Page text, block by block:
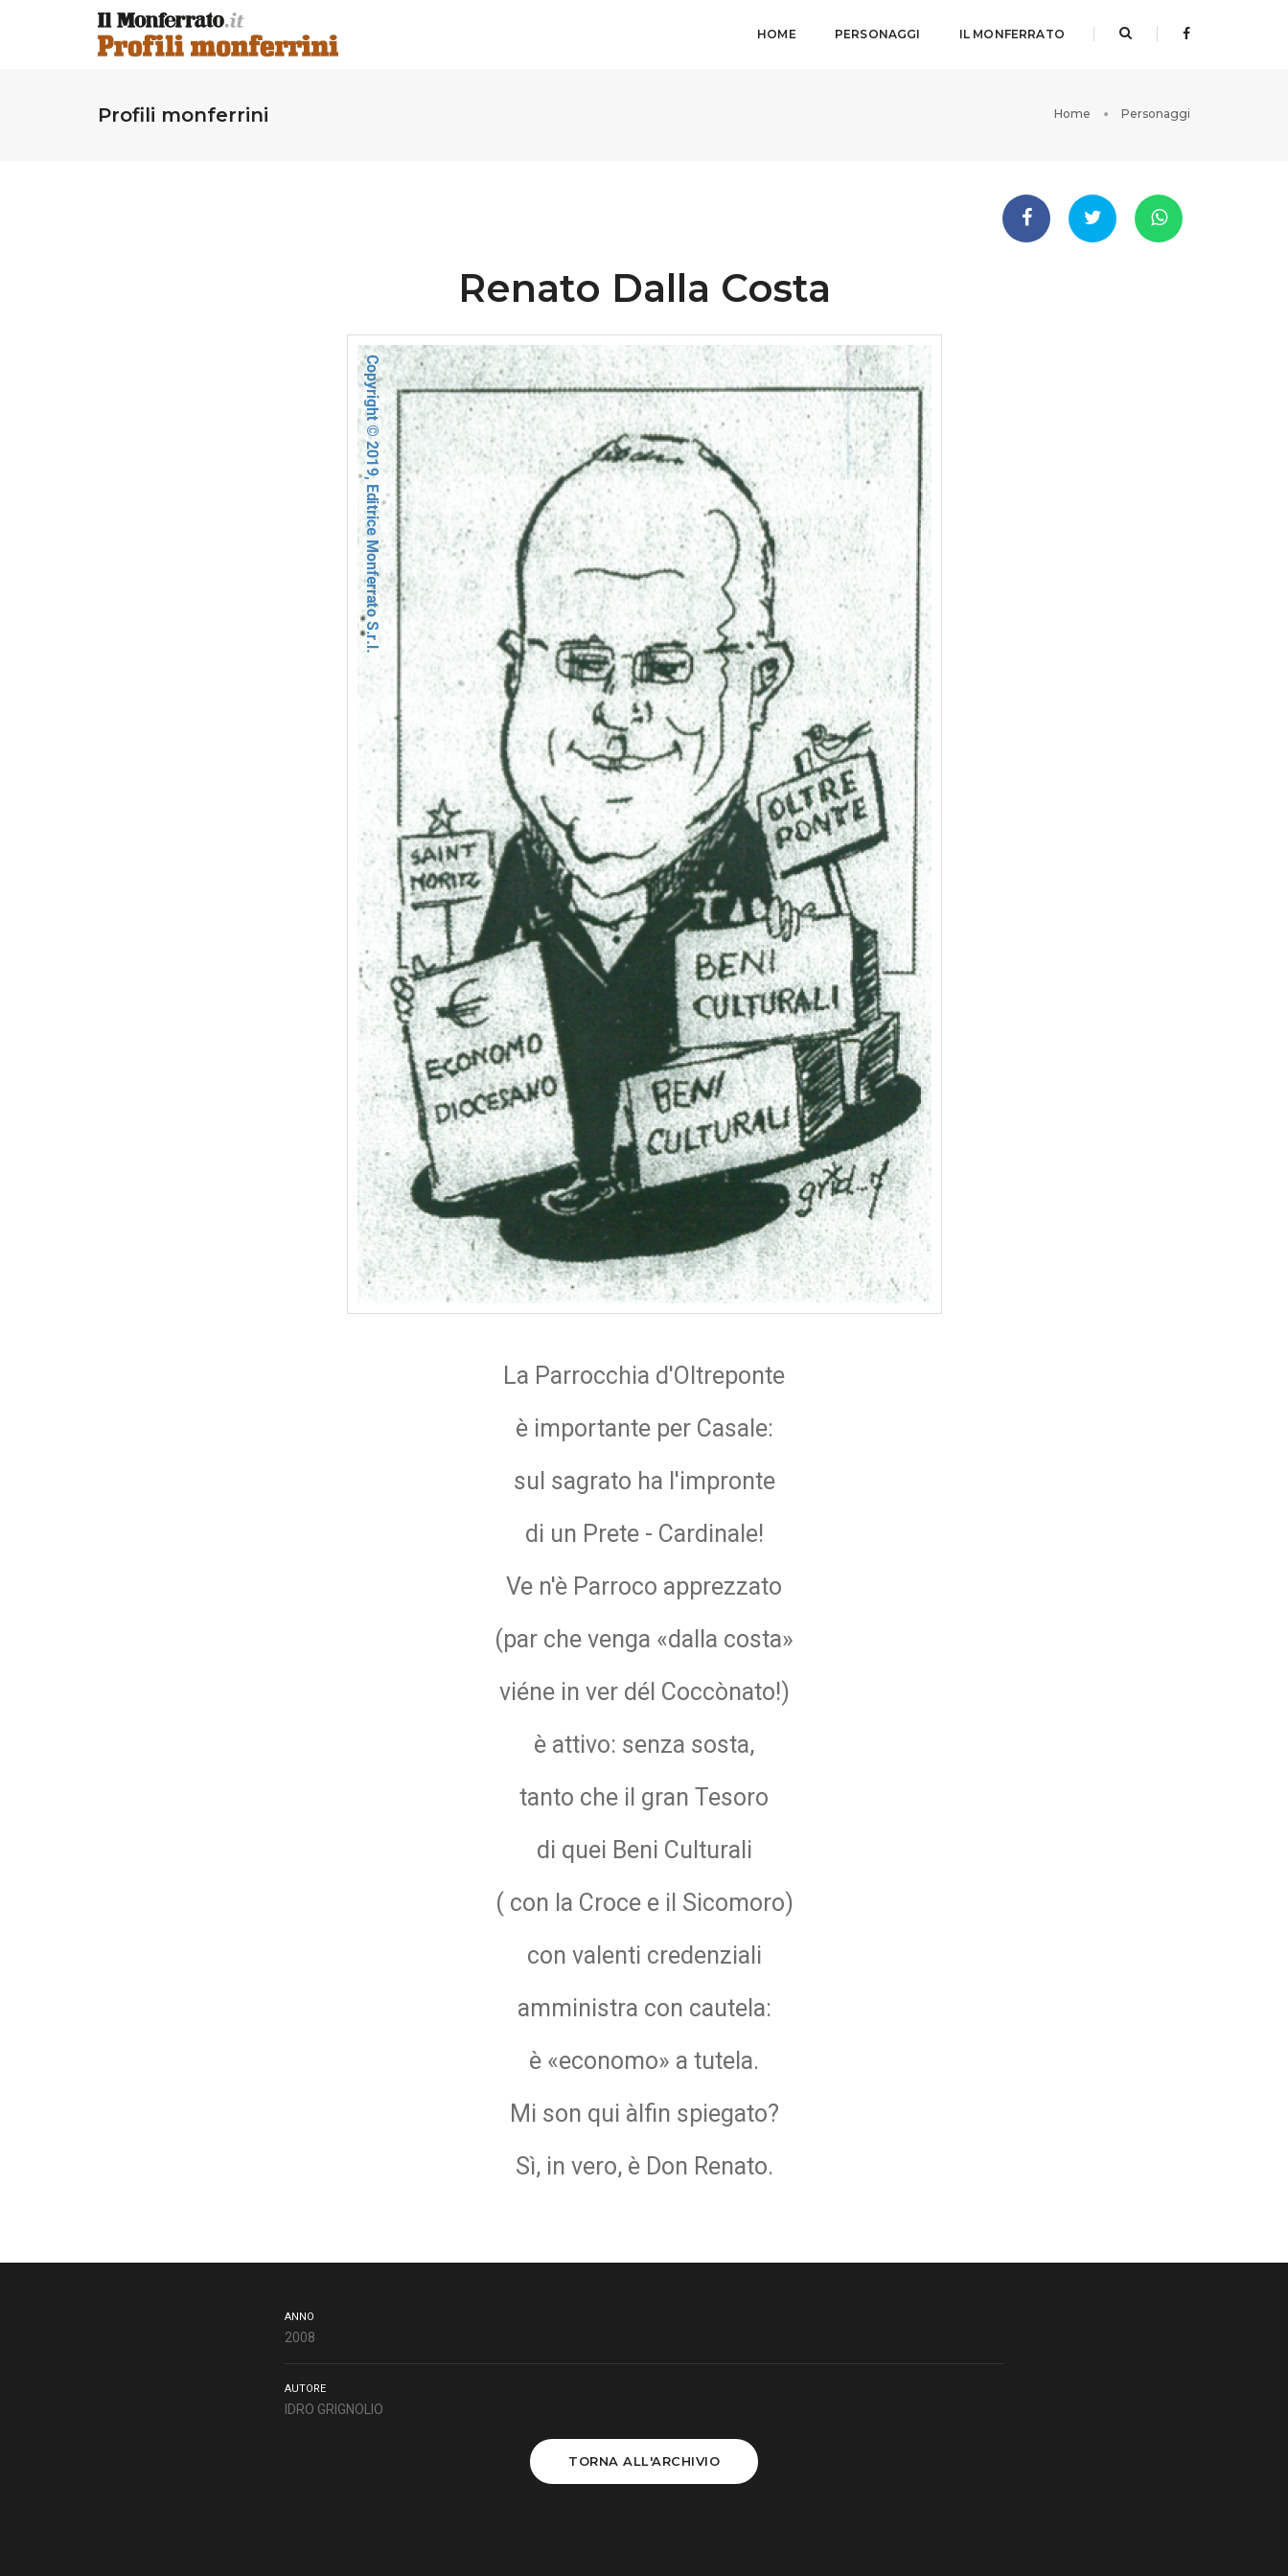
HOME PERSONAGGI IL MONFERRATO
Profili monferrini Home Personaggi
Renato Dalla Costa
La Parrocchia d'Oltreponte
è importante per Casale:
sul sagrato ha l'impronte
di un Prete - Cardinale!
Ve n'è Parroco apprezzato
(par che venga «dalla costa»
viéne in ver dél Coccònato!)
è attivo: senza sosta,
tanto che il gran Tesoro
di quei Beni Culturali
( con la Croce e il Sicomoro)
con valenti credenziali
amministra con cautela:
è «economo» a tutela.
Mi son qui àlfin spiegato?
Sì, in vero, è Don Renato.
ANNO
2008
AUTORE
IDRO GRIGNOLIO
TORNA ALL'ARCHIVIO